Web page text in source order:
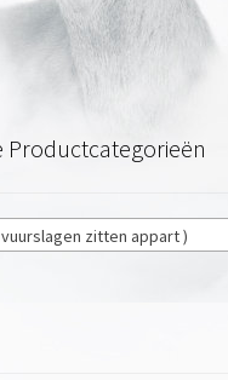
Productcategorieën
vuurslagen zitten appart )